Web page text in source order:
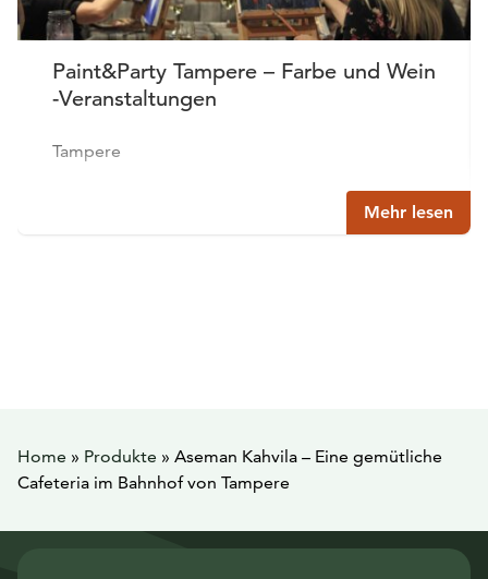
Paint&Party Tampere – Farbe und Wein
-Veranstaltungen
Tampere
Mehr lesen
Home » Produkte » Aseman Kahvila – Eine gemütliche
Cafeteria im Bahnhof von Tampere